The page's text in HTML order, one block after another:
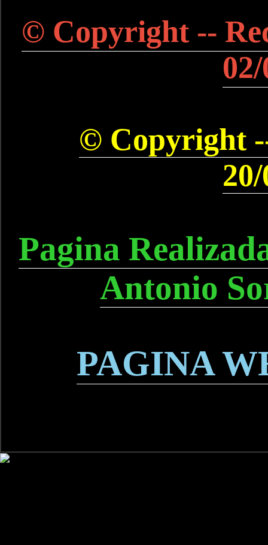
© Copyright --
© Copyright
Pagina
Antonio
PAGINA